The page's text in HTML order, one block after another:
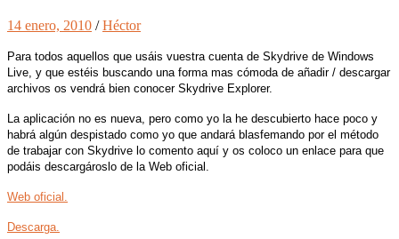
14 enero, 2010 /Héctor
Para todos aquellos que usáis vuestra cuenta de Skydrive de Windows
Live, y que estéis buscando una forma mas cómoda de añadir / descargar
archivos os vendrá bien conocer Skydrive Explorer.
La aplicación no es nueva, pero como yo la he descubierto hace poco y
habrá algún despistado como yo que andará blasfemando por el método
de trabajar con Skydrive lo comento aquí y os coloco un enlace para que
podáis descargároslo de la Web oficial.
Web oficial.
Descarga.